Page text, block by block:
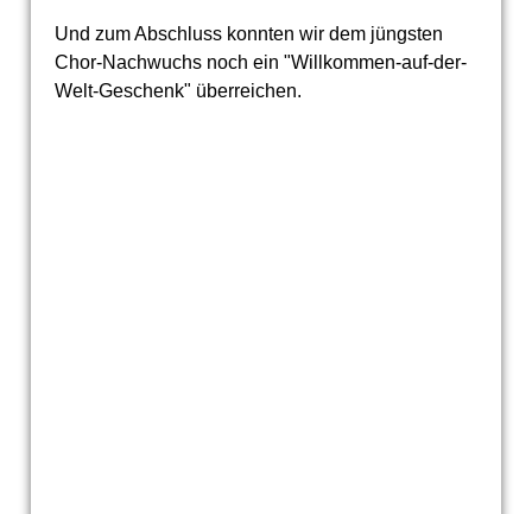
Und zum Abschluss konnten wir dem jüngsten
Chor-Nachwuchs noch ein "Willkommen-auf-der-
Welt-Geschenk" überreichen.